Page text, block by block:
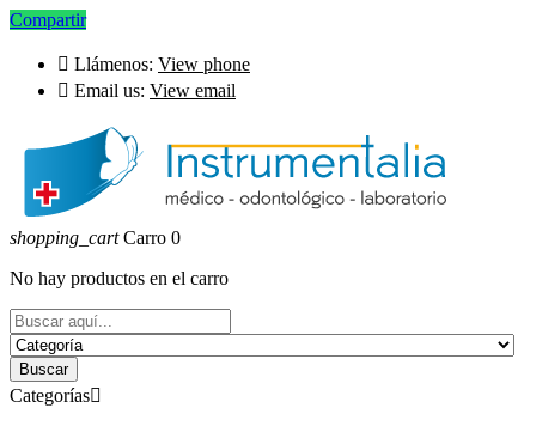
Compartir
 Llámenos: View phone
 Email us: View email
shopping_cart Carro 0
No hay productos en el carro
Buscar
Categorías